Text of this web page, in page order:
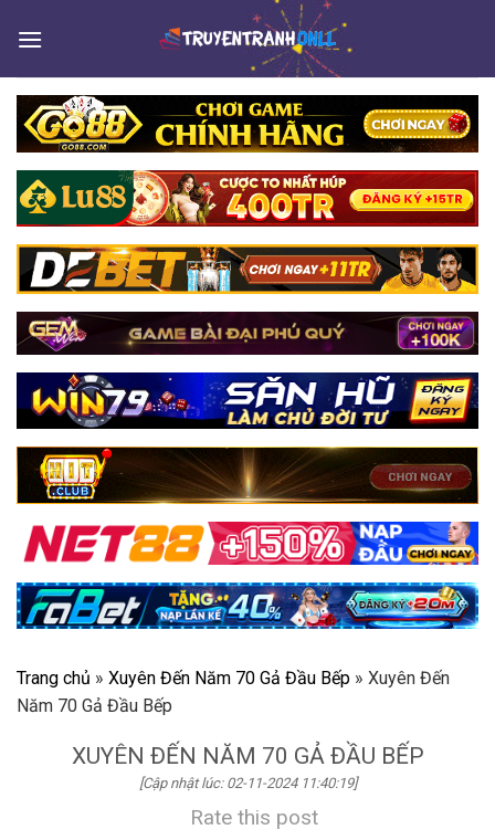
Trang chủ » Xuyên Đến Năm 70 Gả Đầu Bếp » Xuyên Đến
Năm 70 Gả Đầu Bếp
XUYÊN ĐẾN NĂM 70 GẢ ĐẦU BẾP
[Cập nhật lúc: 02-11-2024 11:40:19]
Rate this post